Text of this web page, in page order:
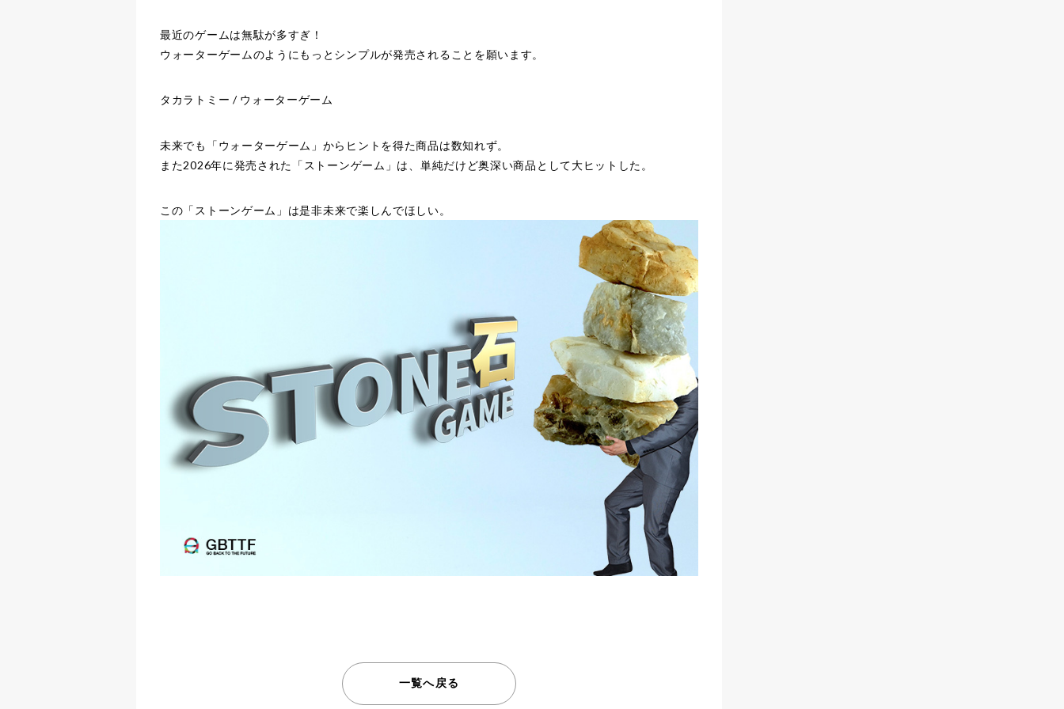
最近のゲームは無駄が多すぎ！
ウォーターゲームのようにもっとシンプルが発売されることを願います。
タカラトミー / ウォーターゲーム
未来でも「ウォーターゲーム」からヒントを得た商品は数知れず。
また2026年に発売された「ストーンゲーム」は、単純だけど奥深い商品として大ヒットした。
この 「ストーンゲーム」 は是非未来で楽しんでほしい。
一覧へ戻る